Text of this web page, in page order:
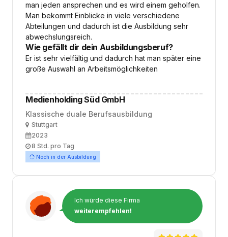
man jeden ansprechen und es wird einem geholfen.
Man bekommt Einblicke in viele verschiedene
Abteilungen und dadurch ist die Ausbildung sehr
abwechslungsreich.
Wie gefällt dir dein Ausbildungsberuf?
Er ist sehr vielfältig und dadurch hat man später eine
große Auswahl an Arbeitsmöglichkeiten
Medienholding Süd GmbH
Klassische duale Berufsausbildung
OrtStuttgart
Ausbildungsbeginn
2023
Arbeitszeit
8 Std. pro Tag
Noch in der Ausbildung
Ich würde diese Firma
weiterempfehlen!